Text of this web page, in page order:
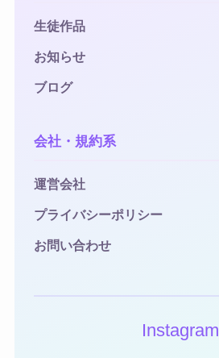
生徒作品
お知らせ
ブログ
会社・規約系
運営会社
プライバシーポリシー
お問い合わせ
Instagram